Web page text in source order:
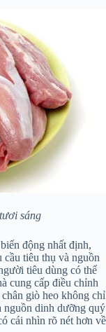
sáng
động nhất định,
tiêu thụ và nguồn
tiêu dùng có thể
cung cấp điều chỉnh
giò heo không chỉ
nguồn dinh dưỡng quý
cái nhìn rõ nét hơn về